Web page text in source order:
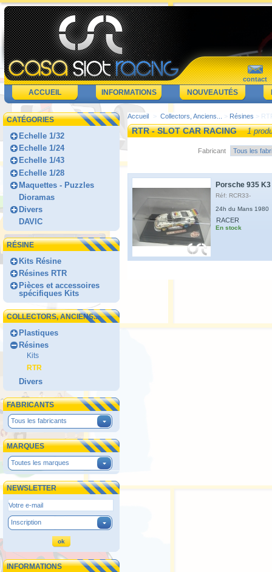
contact
ACCUEIL INFORMATIONS NOUVEAUTÉS
CATÉGORIES
Echelle 1/32
Echelle 1/24
Echelle 1/43
Echelle 1/28
Maquettes - Puzzles
Dioramas
Divers
DAVIC
RÉSINE
Kits Résine
Résines RTR
Pièces et accessoires
spécifiques Kits
COLLECTORS, ANCIENS...
Plastiques
Résines
Kits
RTR
Divers
FABRICANTS
Tous les fabricants
MARQUES
Toutes les marques
NEWSLETTER
Inscription
INFORMATIONS
Accueil > Collectors, Anciens... > Résines >
RTR - SLOT CAR RACING 1
Fabricant
Porsche 935
Réf: RCR33-
24h du Mans 1980
RACER
En stock